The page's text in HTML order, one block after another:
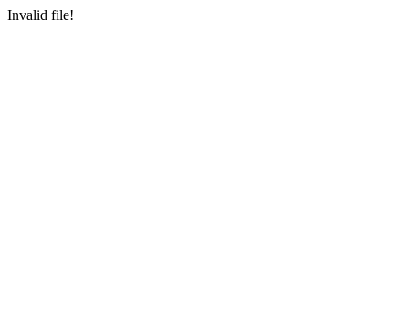
Invalid file!